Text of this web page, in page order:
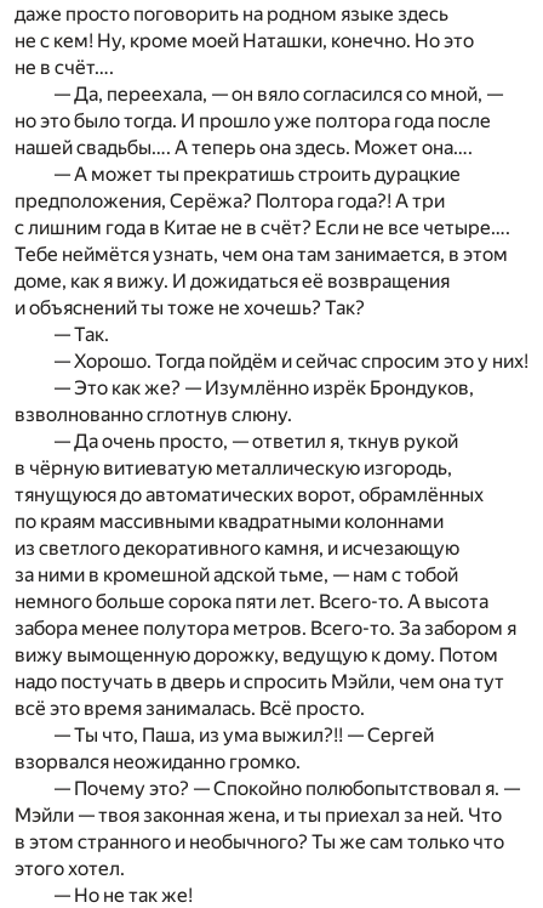
даже просто поговорить на родном языке здесь
не с кем! Ну, кроме моей Наташки, конечно. Но это
не в счёт….
— Да, переехала, — он вяло согласился со мной, —
но это было тогда. И прошло уже полтора года после
нашей свадьбы…. А теперь она здесь. Может она….
— А может ты прекратишь строить дурацкие
предположения, Серёжа? Полтора года?! А три
с лишним года в Китае не в счёт? Если не все четыре….
Тебе неймётся узнать, чем она там занимается, в этом
доме, как я вижу. И дожидаться её возвращения
и объяснений ты тоже не хочешь? Так?
— Так.
— Хорошо. Тогда пойдём и сейчас спросим это у них!
— Это как же? — Изумлённо изрёк Брондуков,
взволнованно сглотнув слюну.
— Да очень просто, — ответил я, ткнув рукой
в чёрную витиеватую металлическую изгородь,
тянущуюся до автоматических ворот, обрамлённых
по краям массивными квадратными колоннами
из светлого декоративного камня, и исчезающую
за ними в кромешной адской тьме, — нам с тобой
немного больше сорока пяти лет. Всего-то. А высота
забора менее полутора метров. Всего-то. За забором я
вижу вымощенную дорожку, ведущую к дому. Потом
надо постучать в дверь и спросить Мэйли, чем она тут
всё это время занималась. Всё просто.
— Ты что, Паша, из ума выжил?!! — Сергей
взорвался неожиданно громко.
— Почему это? — Спокойно полюбопытствовал я. —
Мэйли — твоя законная жена, и ты приехал за ней. Что
в этом странного и необычного? Ты же сам только что
этого хотел.
— Но не так же!